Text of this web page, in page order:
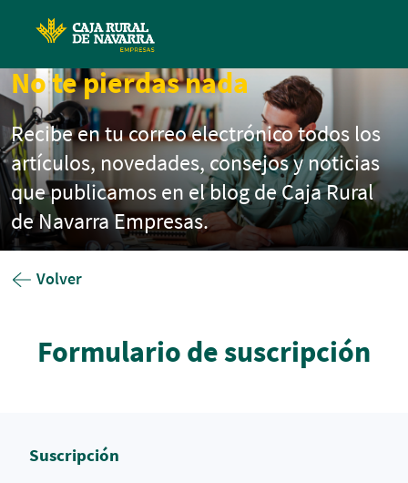
No te pierdas nada
Recibe en tu correo electrónico todos los
artículos, novedades, consejos y noticias
que publicamos en el blog de Caja Rural
de Navarra Empresas.
Volver
Formulario de suscripción
Suscripción